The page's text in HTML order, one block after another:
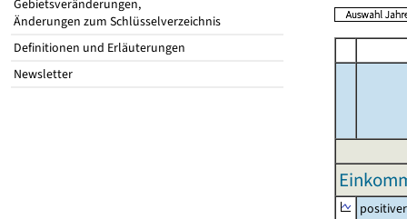
Gebietsveränderungen,
Änderungen zum Schlüsselverzeichnis
Definitionen und Erläuterungen
Newsletter